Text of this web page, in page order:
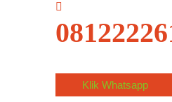
Klik Whatsapp